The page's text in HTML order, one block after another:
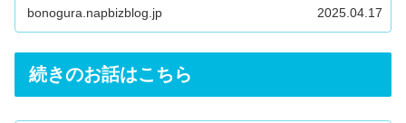
bonogura.napbizblog.jp 2025.04.17
続きのお話はこちら